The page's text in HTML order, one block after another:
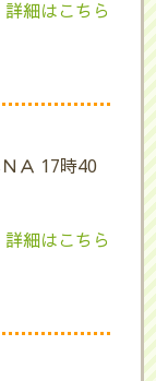
詳細はこちら
Ａ 17時40
詳細はこちら